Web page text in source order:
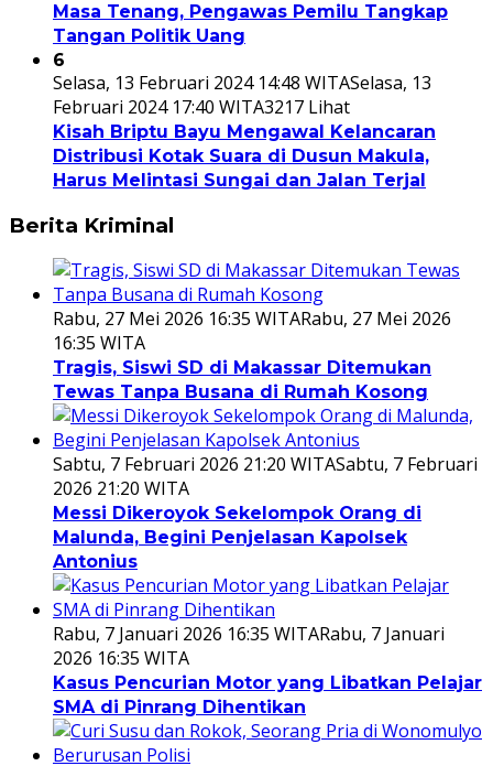
Masa Tenang, Pengawas Pemilu Tangkap
Tangan Politik Uang
6
Selasa, 13 Februari 2024 14:48 WITASelasa, 13
Februari 2024 17:40 WITA3217 Lihat
Kisah Briptu Bayu Mengawal Kelancaran
Distribusi Kotak Suara di Dusun Makula,
Harus Melintasi Sungai dan Jalan Terjal
Berita Kriminal
Rabu, 27 Mei 2026 16:35 WITARabu, 27 Mei 2026
16:35 WITA
Tragis, Siswi SD di Makassar Ditemukan
Tewas Tanpa Busana di Rumah Kosong
Sabtu, 7 Februari 2026 21:20 WITASabtu, 7 Februari
2026 21:20 WITA
Messi Dikeroyok Sekelompok Orang di
Malunda, Begini Penjelasan Kapolsek
Antonius
Rabu, 7 Januari 2026 16:35 WITARabu, 7 Januari
2026 16:35 WITA
Kasus Pencurian Motor yang Libatkan Pelajar
SMA di Pinrang Dihentikan